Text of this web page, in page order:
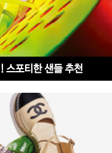
스포티한 샌들 추천